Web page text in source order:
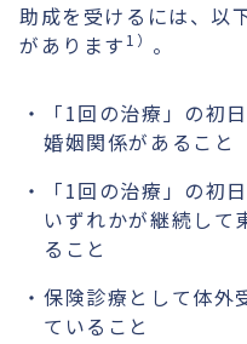
助成を受けるには、以
があります 1） 。
「1回の治療」の初
婚姻関係があること
「1回の治療」の初
いずれかが継続して
ること
保険診療として体外
ていること